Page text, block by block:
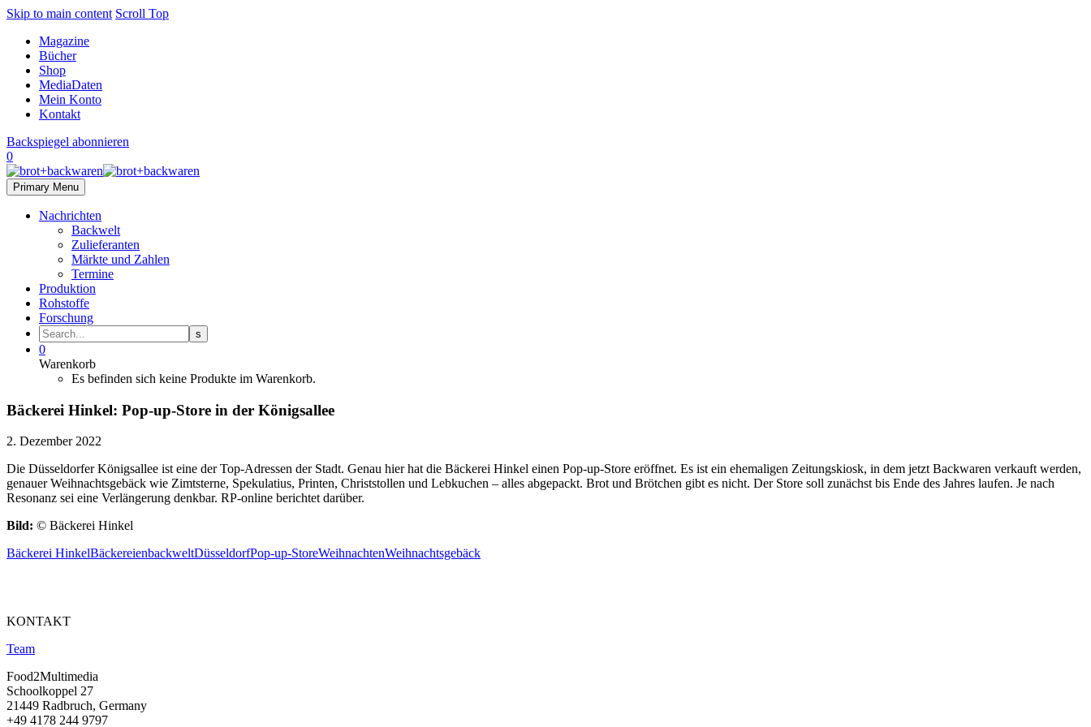
Skip to main content Scroll Top
Magazine
Bücher
Shop
MediaDaten
Mein Konto
Kontakt
Backspiegel abonnieren
0
Primary Menu
Nachrichten
Backwelt
Zulieferanten
Märkte und Zahlen
Termine
Produktion
Rohstoffe
Forschung
0
Warenkorb
Es befinden sich keine Produkte im Warenkorb.
Bäckerei Hinkel: Pop-up-Store in der Königsallee
2. Dezember 2022
Die Düsseldorfer Königsallee ist eine der Top-Adressen der Stadt. Genau hier hat die Bäckerei Hinkel einen Pop-up-Store eröffnet. Es ist ein ehemaligen Zeitungskiosk, in dem jetzt Backwaren verkauft werden,
genauer Weihnachtsgebäck wie Zimtsterne, Spekulatius, Printen, Christstollen und Lebkuchen – alles abgepackt. Brot und Brötchen gibt es nicht. Der Store soll zunächst bis Ende des Jahres laufen. Je nach
Resonanz sei eine Verlängerung denkbar. RP-online berichtet darüber.
Bild: © Bäckerei Hinkel
Bäckerei HinkelBäckereienbackweltDüsseldorfPop-up-StoreWeihnachtenWeihnachtsgebäck
KONTAKT
Team
Food2Multimedia
Schoolkoppel 27
21449 Radbruch, Germany
+49 4178 244 9797